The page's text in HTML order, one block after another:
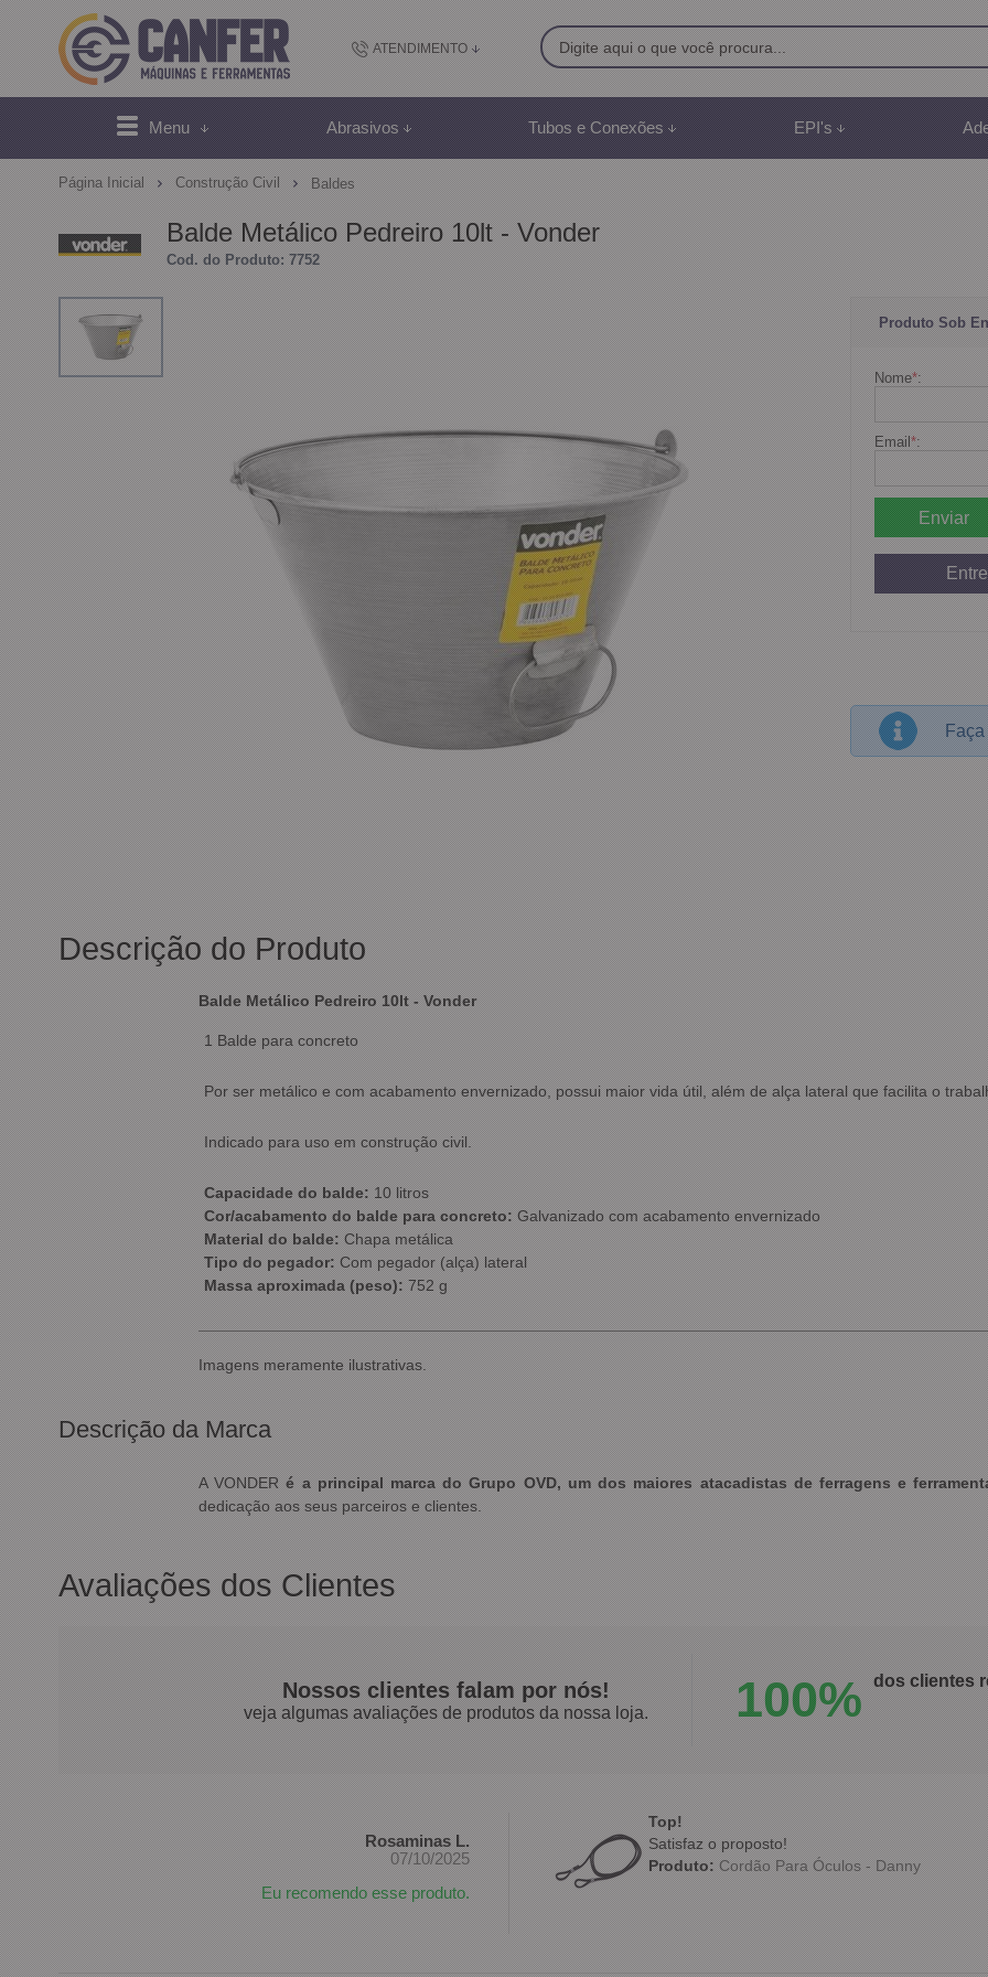
ATENDIMENTO
(48) 2102-9500
(48) 991887507
sac@canfer.com.br
Atendimento Online
Menu Abrasivos Tubos e Conexões EPI's
Página Inicial Construção Civil Baldes
Balde Metálico Pedreiro 10lt - Vonder
Cod. do Produto: 7752
Produto Sob
Nome*:
Email*:
Faça
Descrição do Produto
Balde Metálico Pedreiro 10lt - Vonder
1 Balde para concreto
Por ser metálico e com acabamento envernizado, possui maior vida útil, além de alça lateral que facilita o
Indicado para uso em construção civil.
Capacidade do balde:10 litros
Cor/acabamento do balde para concreto:Galvanizado com acabamento envernizado
Material do balde:Chapa metálica
Tipo do pegador:Com pegador (alça) lateral
Massa aproximada (peso):752 g
Imagens meramente ilustrativas.
Descrição da Marca
A VONDERé a principal marca do Grupo OVD, um dos maiores atacadistas de ferragens e
dedicação aos seus parceiros e clientes.
Avaliações dos Clientes
Nossos clientes falam por nós!
veja algumas avaliações de produtos da nossa loja. 100% dos clientes
Rosaminas L.
07/10/2025
Eu recomendo esse produto.
Top!
Satisfaz o proposto!
Produto:Cordão Para Óculos - Danny